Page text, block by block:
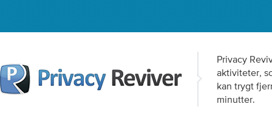
Privacy
aktiviteter,
kan trygt
minutter.